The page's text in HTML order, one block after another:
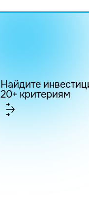
Найдите
20+ критериям